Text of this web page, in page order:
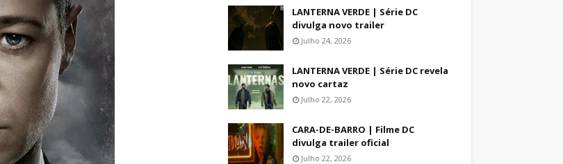
LANTERNA VERDE | Série DC
divulga novo trailer
Julho 24, 2026
LANTERNA VERDE | Série DC revela
novo cartaz
Julho 22, 2026
CARA-DE-BARRO | Filme DC
divulga trailer oficial
Julho 22, 2026